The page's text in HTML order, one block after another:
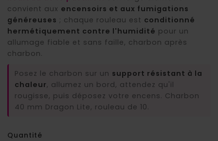
convient aux encensoirs et aux fumigations
généreuses ; chaque rouleau est conditionné
hermétiquement contre l'humidité pour un
allumage fiable et sans faille, charbon après
charbon.
Posez le charbon sur un support résistant à la
chaleur, allumez un bord, attendez qu'il
rougisse, puis déposez votre encens. Charbon
40 mm Dragon Lite, rouleau de 10.
Quantité